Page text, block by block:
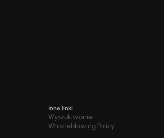
Inne linki
Wyszukiwanie
Whistleblowing Policy